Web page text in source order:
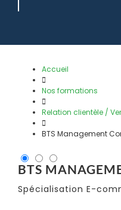
Accueil
Nos formations
Relation clientèle /
BTS Management
BTS
Spécialisation E-